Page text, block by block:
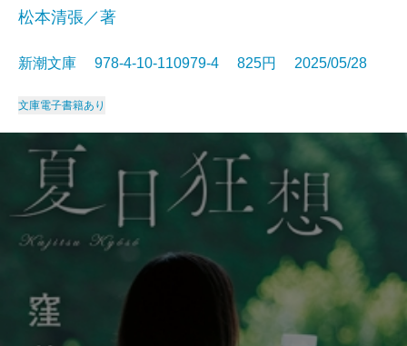
松本清張／著
新潮文庫 978-4-10-110979-4 825円 2025/05/28
文庫電子書籍あり